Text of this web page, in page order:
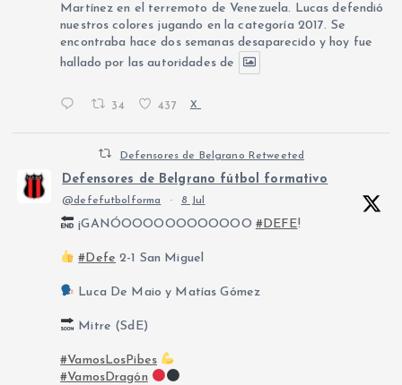
Martínez en el terremoto de Venezuela. Lucas defendió
nuestros colores jugando en la categoría 2017. Se
encontraba hace dos semanas desaparecido y hoy fue
hallado por las autoridades de
34 437 X
Defensores de Belgrano Retweeted
Defensores de Belgrano fútbol formativo
@defefutbolforma · 8 Jul
¡GANÓOOOOOOOOOOOO #DEFE!
#Defe 2-1 San Miguel
Luca De Maio y Matías Gómez
Mitre (SdE)
#VamosLosPibes
#VamosDragón